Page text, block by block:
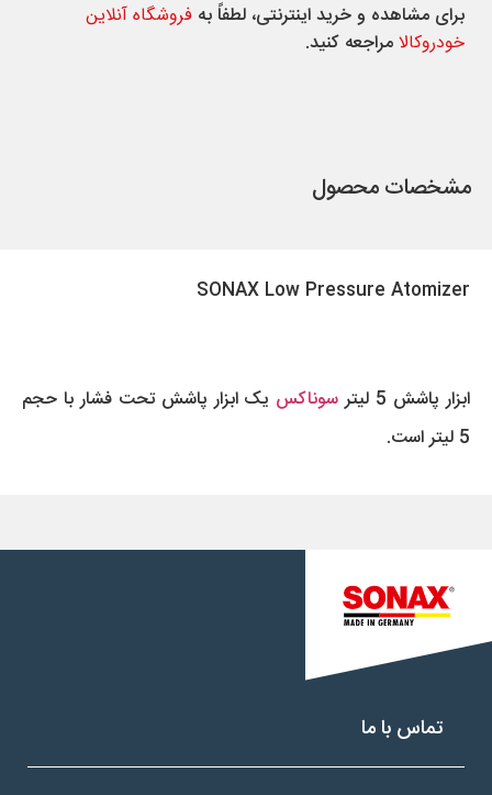
برای مشاهده و خرید اینترنتی، لطفاً به فروشگاه آنلاین
خودروکالا مراجعه کنید.
مشخصات محصول
SONAX Low Pressure Atomizer
ابزار پاشش 5 لیتر سوناکس یک ابزار پاشش تحت فشار با حجم
5 لیتر است.
تماس با ما